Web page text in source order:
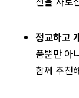
정교하고
품뿐만 아
함께 추천